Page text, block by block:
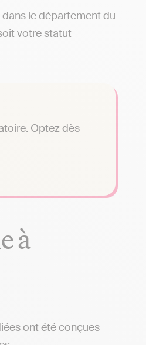
le département du
votre statut
Optez dès
à
ont été conçues